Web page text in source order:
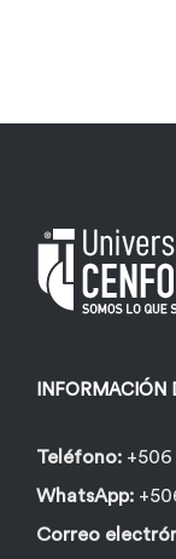
Teléfono:
WhatsApp:
Correo